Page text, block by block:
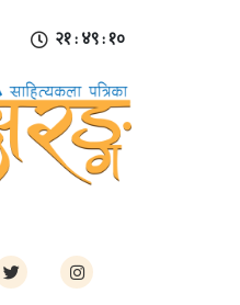
२१ : ४९ : ११